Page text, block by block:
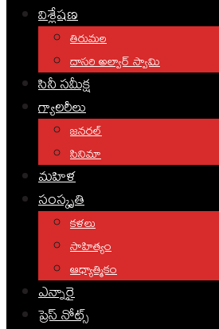
విశ్లేషణ
తిరుమల
దాసరి అల్వార్ స్వామి
సినీ సమీక్ష
గ్యాలరీలు
జనరల్
సినిమా
మహిళ
సంస్కృతి
కళలు
సాహిత్యం
ఆధ్యాత్మికం
ఎన్నారై
ప్రెస్ నోట్స్